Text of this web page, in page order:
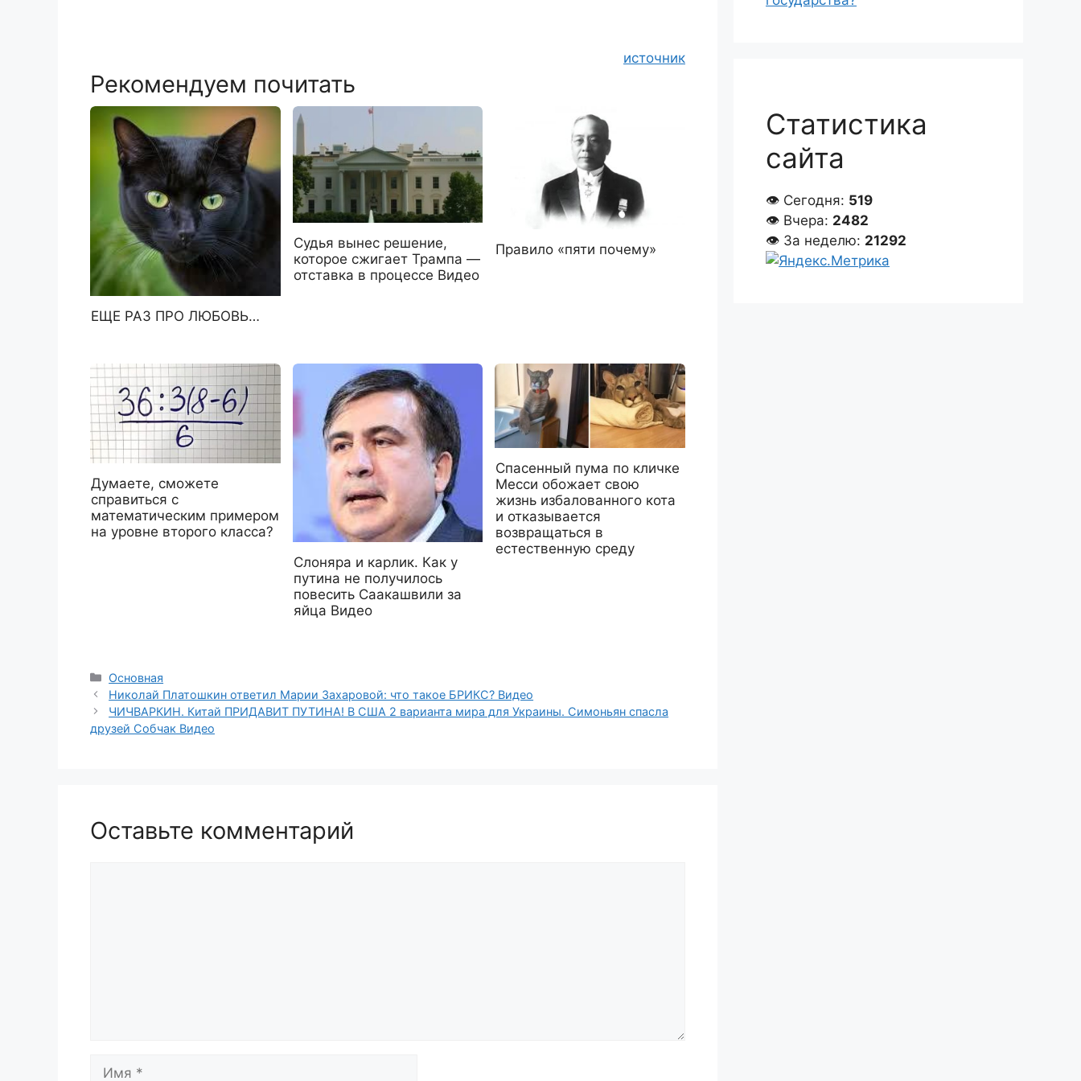
источник
Рекомендуем почитать
ЕЩЕ РАЗ ПРО ЛЮБОВЬ…
Судья вынес решение,
которое сжигает Трампа —
отставка в процессе Видео
Правило «пяти почему»
Думаете, сможете
справиться с
математическим примером
на уровне второго класса?
Слоняра и карлик. Как у
путина не получилось
повесить Саакашвили за
яйца Видео
Спасенный пума по кличке
Месси обожает свою
жизнь избалованного кота
и отказывается
возвращаться в
естественную среду
Рубрики
Основная
Николай Платошкин ответил Марии Захаровой: что такое БРИКС? Видео
ЧИЧВАРКИН. Китай ПРИДАВИТ ПУТИНА! В США 2 варианта мира для Украины. Симоньян спасла
друзей Собчак Видео
Оставьте комментарий
Статистика
сайта
👁 Сегодня: 519
👁 Вчера: 2482
👁 За неделю: 21292